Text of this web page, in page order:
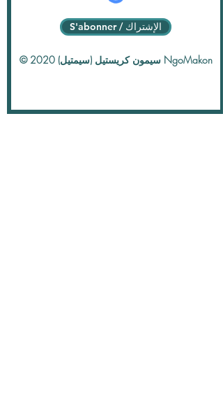
S'abonner / الإشتراك
© 2020 سيمون كريستيل (سيمتيل) NgoMakon